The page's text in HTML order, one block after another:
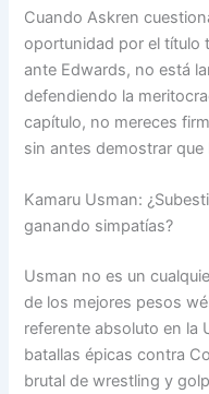
Cuando Askren
oportunidad por el título
ante Edwards, no está
defendiendo la
capítulo, no mereces
sin antes demostrar
Kamaru Usman:
ganando simpatías?
Usman no es un
de los mejores pesos
referente absoluto en la
batallas épicas contra
brutal de wrestling y